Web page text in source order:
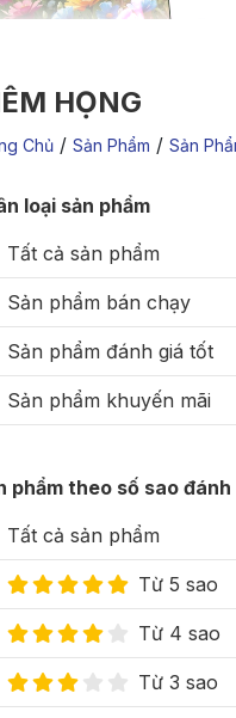
HỌNG
Chủ / Sản Phẩm / Sản
loại sản phẩm
Tất cả sản phẩm
Sản phẩm bán chạy
Sản phẩm đánh giá tốt
Sản phẩm khuyến mãi
phẩm theo số sao đánh
Tất cả sản phẩm
Từ 5 sao
Từ 4 sao
Từ 3 sao